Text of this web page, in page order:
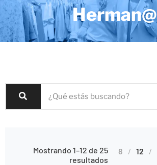
Herman@
Mostrando 1–12 de 25
resultados
8 12